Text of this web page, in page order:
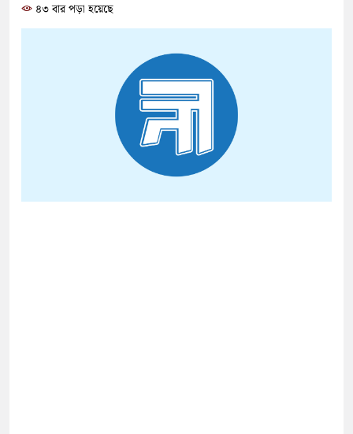
৪৩ বার পড়া হয়েছে